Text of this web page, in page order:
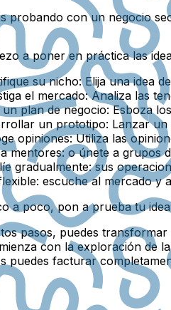
probando con un negocio
a poner en práctica las
su nicho:Elija una idea
el mercado:Analiza las
un plan de negocio:Esboza
un prototipo: Lanzar
opiniones:Utiliza las
mentores:o únete a grupos
gradualmente:sus
escuche al mercado y
a poco, pon a prueba tu
pasos, puedes
con la exploración de
puedes facturar